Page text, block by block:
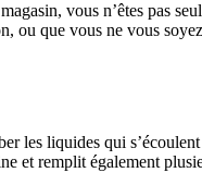
vous n’êtes pas
ou que vous ne vous
les liquides qui
et remplit également